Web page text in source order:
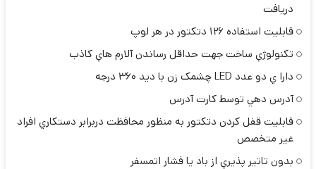
دريافت
قابليت استفاده 126 دتكتور در هر لوپ
تكنولوژي ساخت جهت حداقل رساندن آلارم هاي كاذب
دارا ي دو عدد LED چشمک زن با ديد 360 درجه
آدرس دهي توسط كارت آدرس
قابليت قفل كردن دتكتور به منظور محافظت دربرابر دستكاري افراد
غير متخصص
بدون تاتير پذيري از باد يا فشار اتمسفر